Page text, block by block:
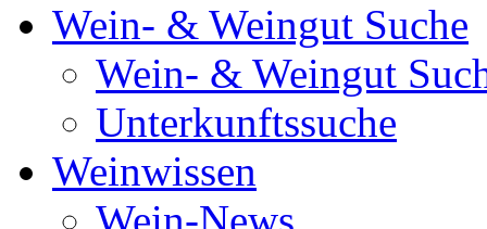
Wein- & Weingut Suche
Wein- & Weingut
Unterkunftssuche
Weinwissen